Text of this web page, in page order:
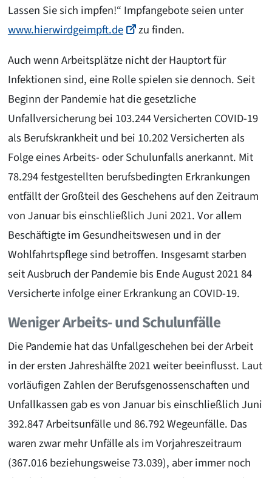
Lassen Sie sich impfen!“ Impfangebote seien unter
www.hierwirdgeimpft.de
zu finden.
Auch wenn Arbeitsplätze nicht der Hauptort für
Infektionen sind, eine Rolle spielen sie dennoch. Seit
Beginn der Pandemie hat die gesetzliche
Unfallversicherung bei 103.244 Versicherten COVID-19
als Berufskrankheit und bei 10.202 Versicherten als
Folge eines Arbeits- oder Schulunfalls anerkannt. Mit
78.294 festgestellten berufsbedingten Erkrankungen
entfällt der Großteil des Geschehens auf den Zeitraum
von Januar bis einschließlich Juni 2021. Vor allem
Beschäftigte im Gesundheitswesen und in der
Wohlfahrtspflege sind betroffen. Insgesamt starben
seit Ausbruch der Pandemie bis Ende August 2021 84
Versicherte infolge einer Erkrankung an COVID-19.
Weniger Arbeits- und Schulunfälle
Die Pandemie hat das Unfallgeschehen bei der Arbeit
in der ersten Jahreshälfte 2021 weiter beeinflusst. Laut
vorläufigen Zahlen der Berufsgenossenschaften und
Unfallkassen gab es von Januar bis einschließlich Juni
392.847 Arbeitsunfälle und 86.792 Wegeunfälle. Das
waren zwar mehr Unfälle als im Vorjahreszeitraum
(367.016 beziehungsweise 73.039), aber immer noch